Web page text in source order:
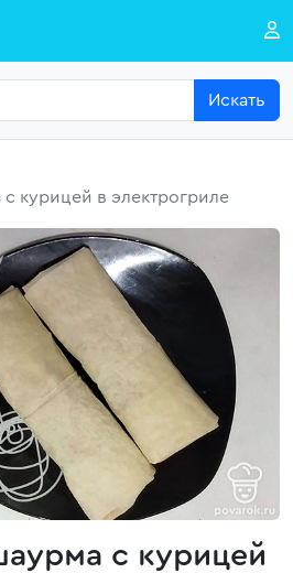
Искать
курицей в электрогриле
с курицей